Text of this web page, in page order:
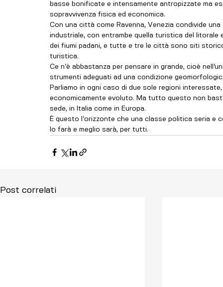
basse bonificate e intensamente antropizzate ma
sopravvivenza fisica ed economica.
Con una città come Ravenna, Venezia condivide
industriale, con entrambe quella turistica del
dei fiumi padani, e tutte e tre le città sono siti
turistica.
Ce n’è abbastanza per pensare in grande, cioè
strumenti adeguati ad una condizione
Parliamo in ogni caso di due sole regioni
economicamente evoluto. Ma tutto questo non
sede, in Italia come in Europa.
È questo l’orizzonte che una classe politica seria e
lo farà e meglio sarà, per tutti.
Post correlati